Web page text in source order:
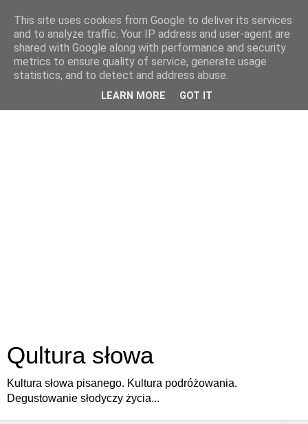
Qultura słowa
Kultura słowa pisanego. Kultura podróżowania.
Degustowanie słodyczy życia...
This site uses cookies from Google to deliver its services
and to analyze traffic. Your IP address and user-agent are
shared with Google along with performance and security
metrics to ensure quality of service, generate usage
statistics, and to detect and address abuse.
LEARN MORE GOT IT